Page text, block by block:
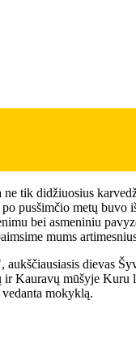
tik didžiuosius
pusšimčio metų buvo
bei asmeniniu
mums
dievas
Kauravų mūšyje Kuru
mokyklą.